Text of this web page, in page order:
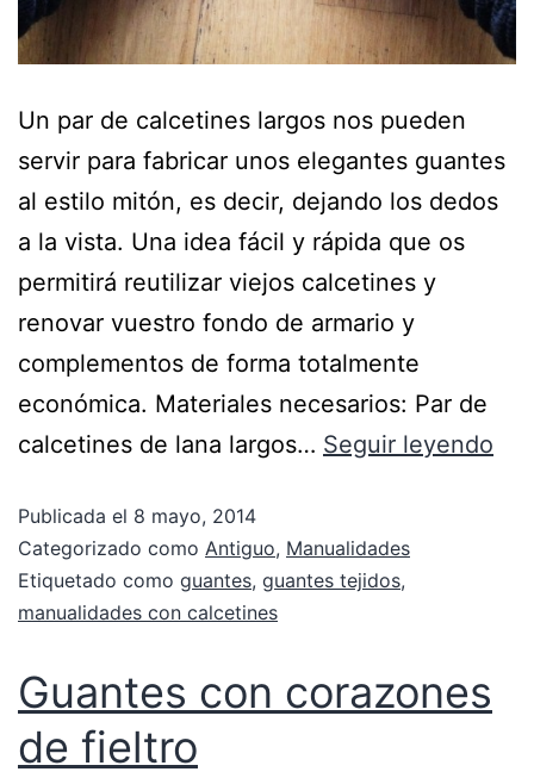
Un par de calcetines largos nos pueden
servir para fabricar unos elegantes guantes
al estilo mitón, es decir, dejando los dedos
a la vista. Una idea fácil y rápida que os
permitirá reutilizar viejos calcetines y
renovar vuestro fondo de armario y
complementos de forma totalmente
económica. Materiales necesarios: Par de
calcetines de lana largos… Seguir leyendo
Publicada el 8 mayo, 2014
Categorizado como Antiguo, Manualidades
Etiquetado como guantes, guantes tejidos,
manualidades con calcetines
Guantes con corazones
de fieltro